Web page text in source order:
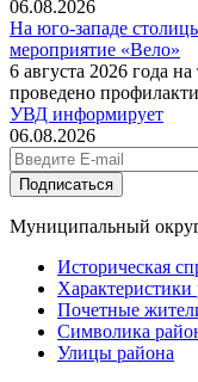
06.08.2026
На юго-западе
мероприятие «Вело»
6 августа 2026 года
проведено
УВД информирует
06.08.2026
Подписаться
Муниципальный
Историческая
Характеристики
Почетные
Символика
Улицы района